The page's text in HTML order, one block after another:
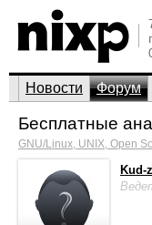
Новости Форум
Бесплатные
GNU/Linux, UNIX, Open
Kud-